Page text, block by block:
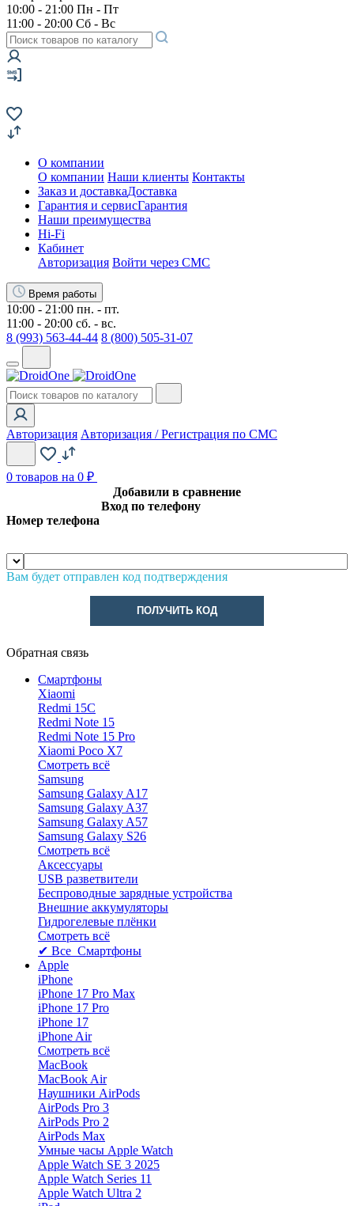
10:00 - 21:00 Пн - Пт
11:00 - 20:00 Сб - Вс
О компании
О компании Наши клиенты Контакты
Заказ и доставкаДоставка
Гарантия и сервисГарантия
Наши преимущества
Hi-Fi
Кабинет
Авторизация Войти через СМС
Время работы
10:00 - 21:00 пн. - пт.
11:00 - 20:00 сб. - вс.
8 (993) 563-44-44 8 (800) 505-31-07
Авторизация Авторизация / Регистрация по СМС
0 товаров на 0 ₽
Добавили в сравнение
Вход по телефону
Номер телефона
Вам будет отправлен код подтверждения
ПОЛУЧИТЬ КОД
Обратная связь
Смартфоны
Xiaomi
Redmi 15C
Redmi Note 15
Redmi Note 15 Pro
Xiaomi Poco X7
Смотреть всё
Samsung
Samsung Galaxy A17
Samsung Galaxy A37
Samsung Galaxy A57
Samsung Galaxy S26
Смотреть всё
Аксессуары
USB разветвители
Беспроводные зарядные устройства
Внешние аккумуляторы
Гидрогелевые плёнки
Смотреть всё
✔ Все Смартфоны
Apple
iPhone
iPhone 17 Pro Max
iPhone 17 Pro
iPhone 17
iPhone Air
Смотреть всё
MacBook
MacBook Air
Наушники AirPods
AirPods Pro 3
AirPods Pro 2
AirPods Max
Умные часы Apple Watch
Apple Watch SE 3 2025
Apple Watch Series 11
Apple Watch Ultra 2